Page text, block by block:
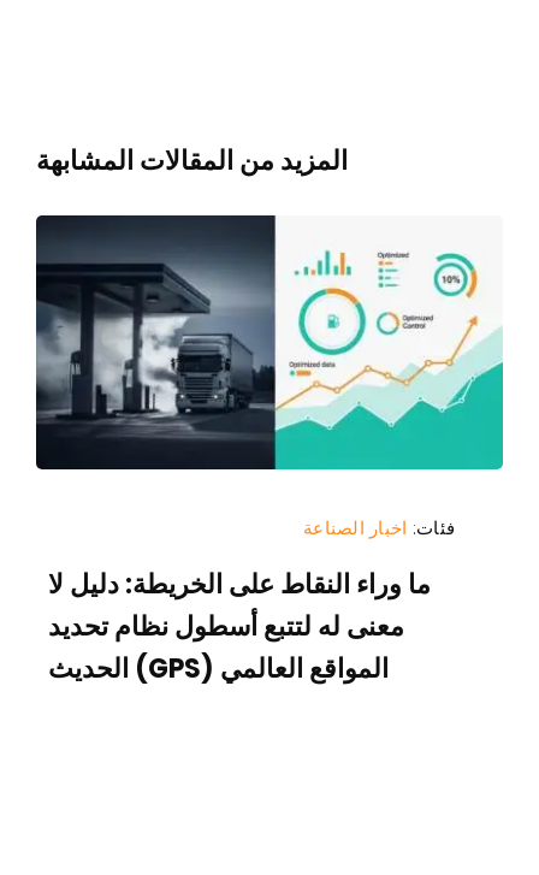
المزيد من المقالات المشابهة
فئات: اخبار الصناعة
ما وراء النقاط على الخريطة: دليل لا
معنى له لتتبع أسطول نظام تحديد
المواقع العالمي (GPS) الحديث